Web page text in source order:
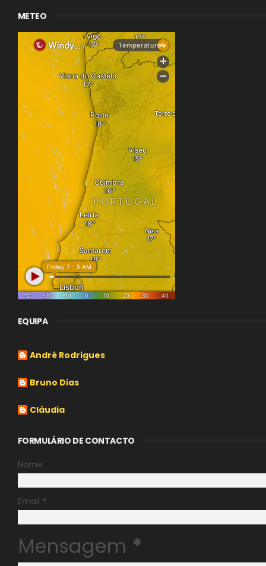
METEO
EQUIPA
André Rodrigues
Bruno Dias
Cláudia
FORMULÁRIO DE CONTACTO
Nome
Email *
Mensagem *